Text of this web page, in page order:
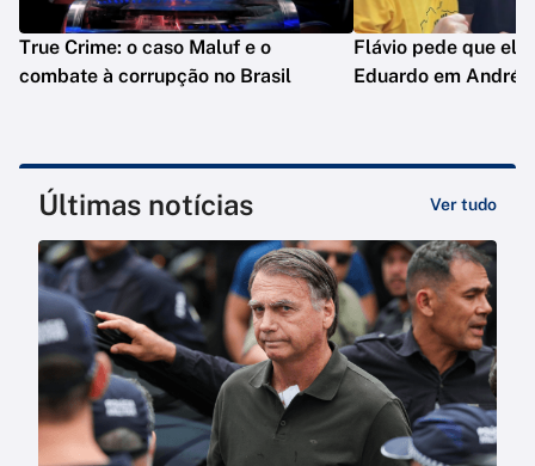
True Crime: o caso Maluf e o
combate à corrupção no Brasil
Flávio pede que
Eduardo em André
Últimas notícias Ver tudo